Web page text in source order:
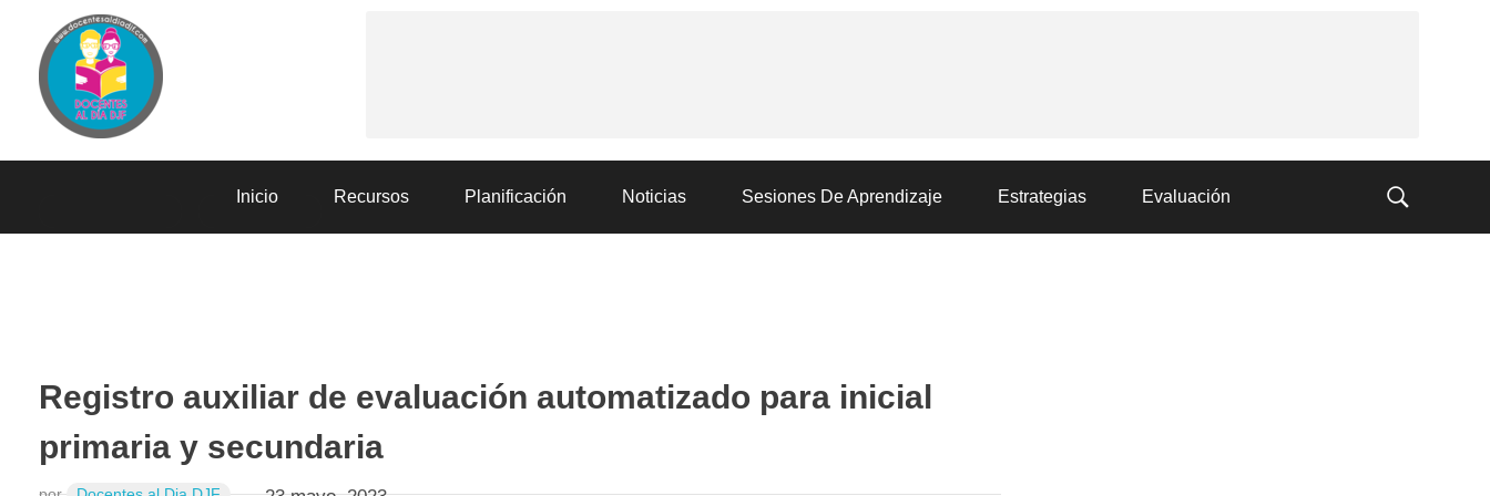
Inicio Recursos Planificación Noticias Sesiones De Aprendizaje Estrategias Evaluación
Registro auxiliar de evaluación automatizado para inicial
primaria y secundaria